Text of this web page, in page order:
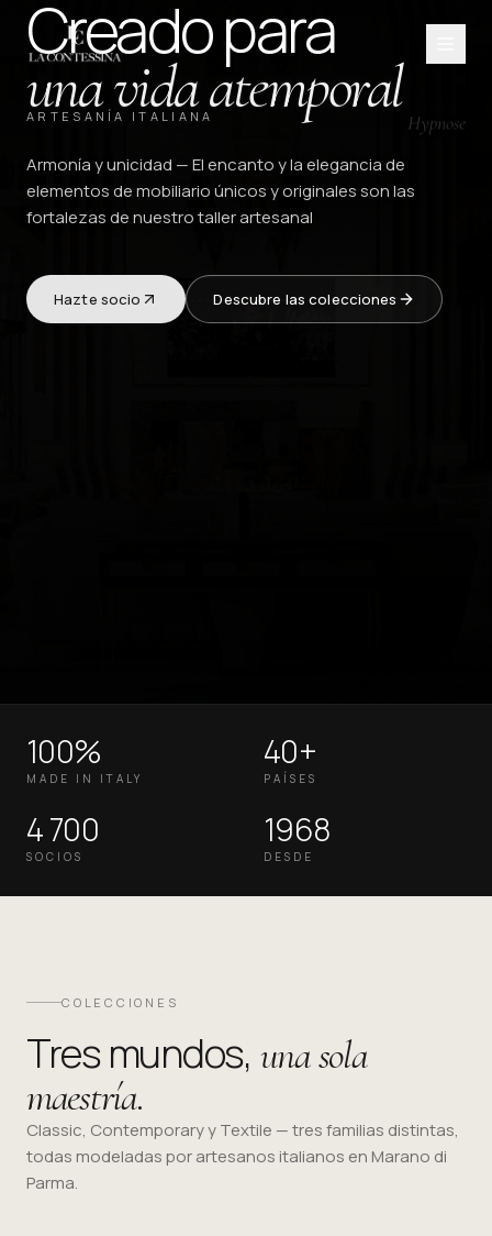
ARTESANÍA ITALIANA Hypnose
Creado para
una vida atemporal
Armonía y unicidad —El encanto y la elegancia de
elementos de mobiliario únicos y originales son las
fortalezas de nuestro taller artesanal
Hazte socio Descubre las colecciones
100%
MADE IN ITALY
40+
PAÍSES
4 700
SOCIOS
1968
DESDE
COLECCIONES
Tres mundos, una sola
maestría.
Classic, Contemporary y Textile — tres familias distintas,
todas modeladas por artesanos italianos en Marano di
Parma.